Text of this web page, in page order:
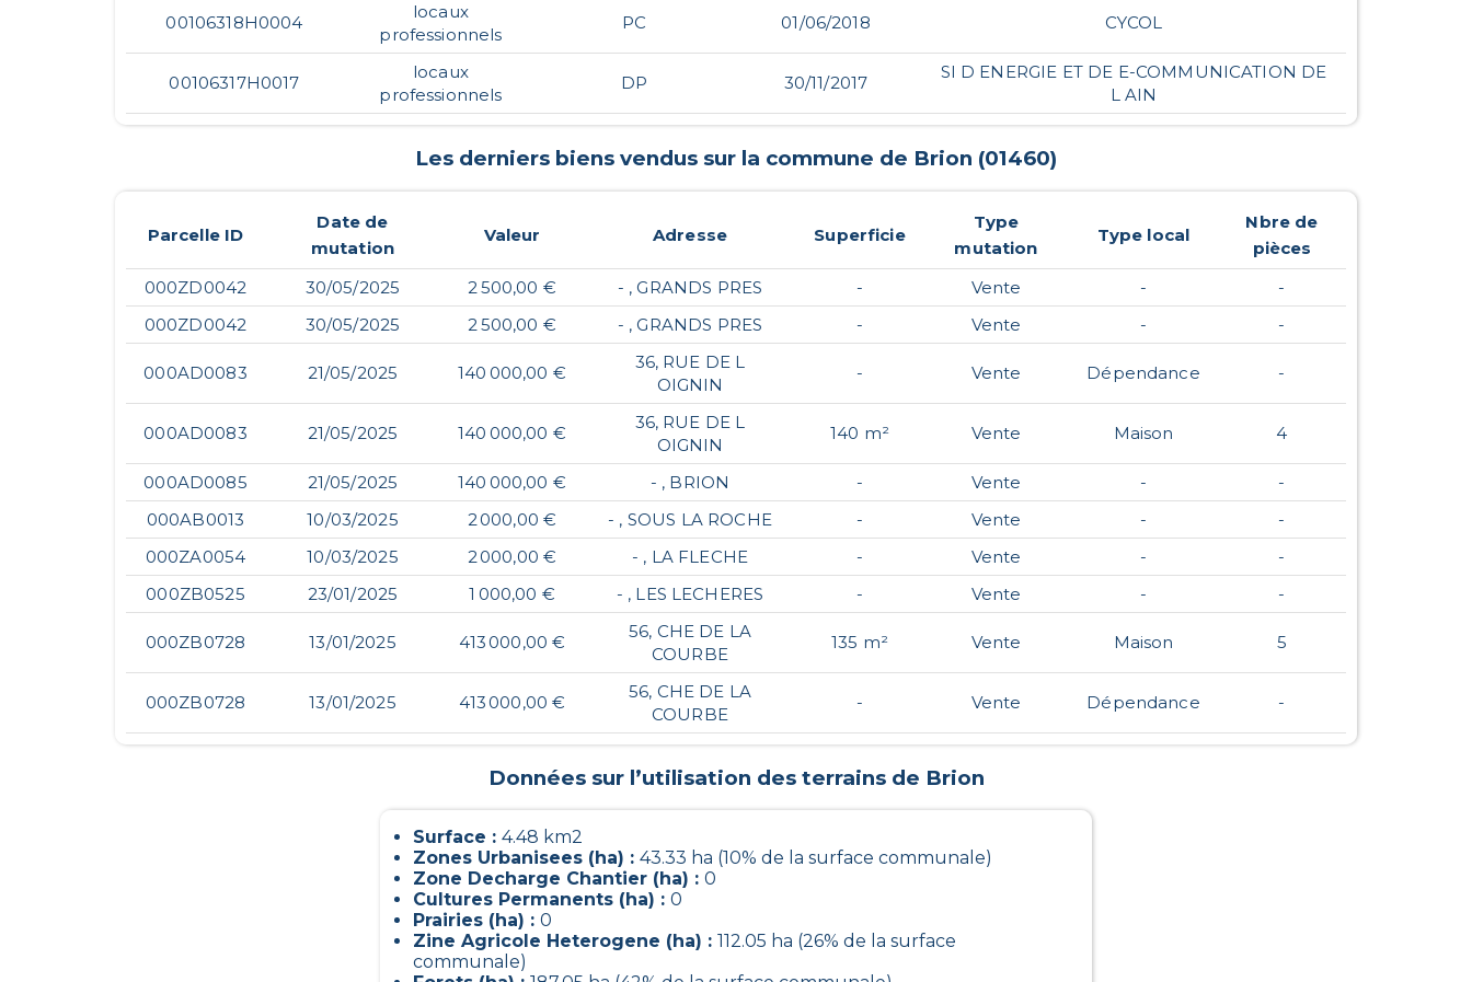
00106318H0004
locaux
professionnels
PC 01/06/2018 CYCOL
00106317H0017
locaux
professionnels
DP 30/11/2017
SI D ENERGIE ET DE E-COMMUNICATION DE
L AIN
Les derniers biens vendus sur la commune de Brion (01460)
Parcelle ID
Date de
mutation
Valeur Adresse Superficie
Type
mutation
Type local
Nbre de
pièces
000ZD0042
30/05/2025 2 500,00 € - , GRANDS PRES - Vente -
-
000ZD0042
30/05/2025 2 500,00 € - , GRANDS PRES - Vente - -
000AD0083 21/05/2025 140 000,00 €
36, RUE DE L
OIGNIN
- Vente Dépendance -
000AD0083 21/05/2025 140 000,00 €
36, RUE DE L
OIGNIN
140 m² Vente Maison 4
000AD0085 21/05/2025 140 000,00 € - , BRION - Vente -
-
000AB0013
10/03/2025 2 000,00 € - , SOUS LA ROCHE - Vente -
-
000ZA0054
10/03/2025 2 000,00 € - , LA FLECHE - Vente -
-
000ZB0525
23/01/2025 1 000,00 € - , LES LECHERES - Vente - -
000ZB0728 13/01/2025 413 000,00 €
56, CHE DE LA
COURBE
135 m² Vente Maison 5
000ZB0728 13/01/2025 413 000,00 €
56, CHE DE LA
COURBE
- Vente Dépendance -
Données sur l’utilisation des terrains de Brion
Surface : 4.48 km2
Zones Urbanisees (ha) : 43.33 ha (10% de la surface communale)
Zone Decharge Chantier (ha) : 0
Cultures Permanents (ha) : 0
Prairies (ha) : 0
Zine Agricole Heterogene (ha) : 112.05 ha (26% de la surface
communale)